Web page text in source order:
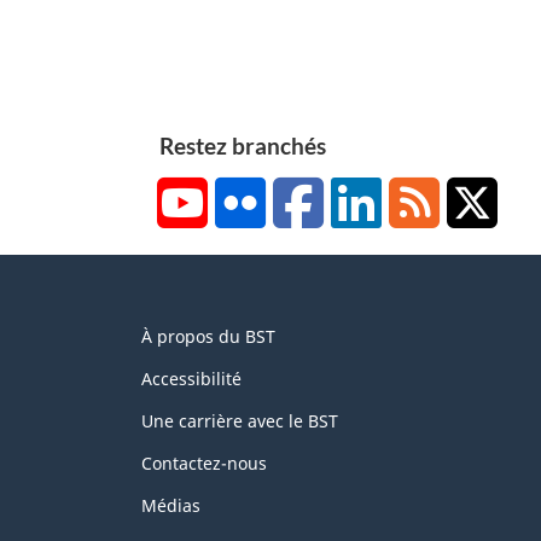
Restez branchés
YouTubeFlickr FacebookLinkedInRSS
this
site
À propos du BST
Accessibilité
Une carrière avec le BST
Contactez-nous
Médias